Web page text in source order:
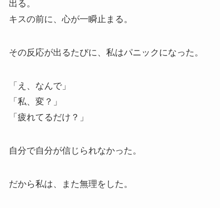
出る。
キスの前に、心が一瞬止まる。
その反応が出るたびに、私はパニックになった。
「え、なんで」
「私、変？」
「疲れてるだけ？」
自分で自分が信じられなかった。
だから私は、また無理をした。